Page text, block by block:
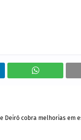
Deiró cobra melhorias em